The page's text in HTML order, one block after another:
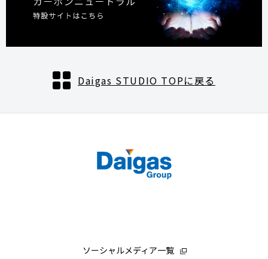
Daigas STUDIO TOPに戻る
ソーシャルメディア一覧